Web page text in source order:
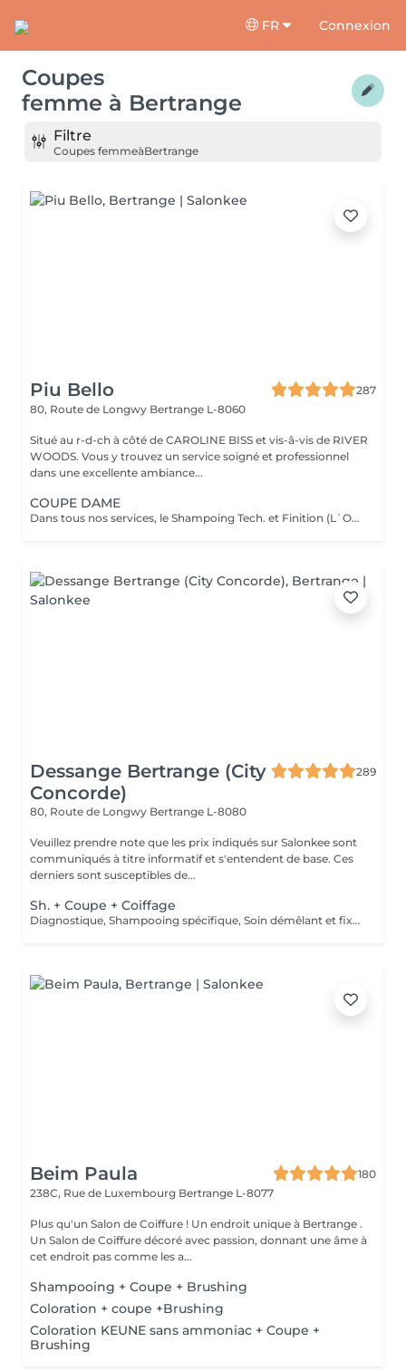
FR Connexion
Coupes
femme à Bertrange
Filtre
Coupes femmeàBertrange
Piu Bello
287
80, Route de Longwy Bertrange L-8060
Situé au r-d-ch à côté de CAROLINE BISS et vis-â-vis de RIVER
WOODS. Vous y trouvez un service soigné et professionnel
dans une excellente ambiance...
COUPE DAME
Dans tous nos services, le Shampoing Tech. et Finition (L`OREAL) sont compris.
Dessange Bertrange (City
Concorde)
289
80, Route de Longwy Bertrange L-8080
Veuillez prendre note que les prix indiqués sur Salonkee sont
communiqués à titre informatif et s'entendent de base. Ces
derniers sont susceptibles de...
Sh. + Coupe + Coiffage
Diagnostique, Shampooing spécifique, Soin démêlant et fixation inclus. Veuillez prendre note que les prix indiqués sur Salonkee sont communiqués à titre informatif et s'entendent de base. Ces derniers sont susceptibles de varier selon le diagnostic réalisé à votre arrivée au salon et l'expertise du professionnel à qui vous confiez votre beauté. Dans tous les cas, un devis précis vous sera proposé et toutes réalisations de prestations seront effectuées avec votre accord.
Beim Paula
180
238C, Rue de Luxembourg Bertrange L-8077
Plus qu'un Salon de Coiffure ! Un endroit unique à Bertrange .
Un Salon de Coiffure décoré avec passion, donnant une âme à
cet endroit pas comme les a...
Shampooing + Coupe + Brushing
Coloration + coupe +Brushing
Coloration KEUNE sans ammoniac + Coupe +
Brushing